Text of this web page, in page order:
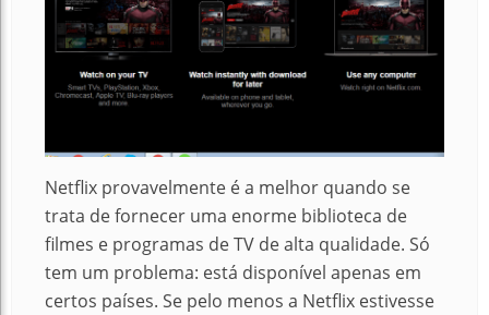
Netflix provavelmente é a melhor quando se
trata de fornecer uma enorme biblioteca de
filmes e programas de TV de alta qualidade. Só
tem um problema: está disponível apenas em
certos países. Se pelo menos a Netflix estivesse